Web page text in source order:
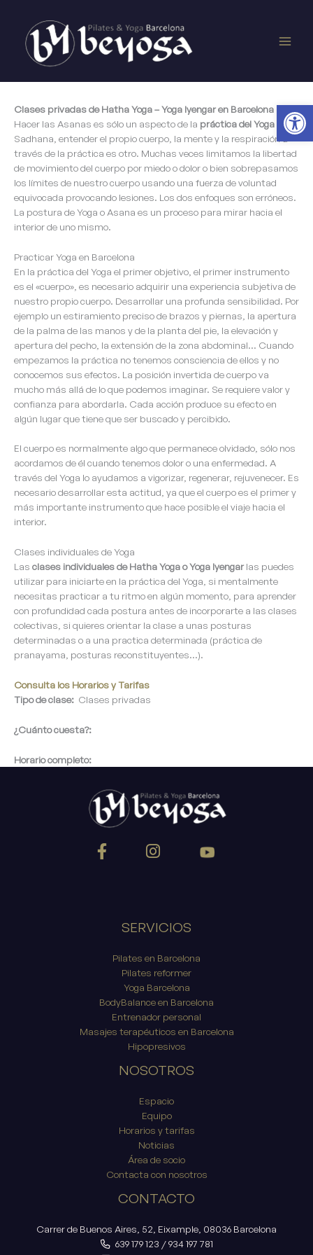
contenido
Clases privadas de Hatha Yoga – Yoga Iyengar en Barcelona
Hacer las Asanas es sólo un aspecto de la práctica del Yoga
Sadhana, entender el propio cuerpo, la mente y la respiración a
través de la práctica es otro. Muchas veces limitamos la libertad
de movimiento del cuerpo por miedo o dolor o bien sobrepasamos
los límites de nuestro cuerpo usando una fuerza de voluntad
equivocada provocando lesiones. Los dos enfoques son erróneos.
La postura de Yoga o Asana es un proceso para mirar hacia el
interior de uno mismo.
Practicar Yoga en Barcelona
En la práctica del Yoga el primer objetivo, el primer instrumento
es el «cuerpo», es necesario adquirir una experiencia subjetiva de
nuestro propio cuerpo. Desarrollar una profunda sensibilidad. Por
ejemplo un estiramiento preciso de brazos y piernas, la apertura
de la palma de las manos y de la planta del pie, la elevación y
apertura del pecho, la extensión de la zona abdominal… Cuando
empezamos la práctica no tenemos consciencia de ellos y no
conocemos sus efectos. La posición invertida de cuerpo va
mucho más allá de lo que podemos imaginar. Se requiere valor y
confianza para abordarla. Cada acción produce su efecto en
algún lugar que tiene que ser buscado y percibido.
El cuerpo es normalmente algo que permanece olvidado, sólo nos
acordamos de él cuando tenemos dolor o una enfermedad. A
través del Yoga lo ayudamos a vigorizar, regenerar, rejuvenecer. Es
necesario desarrollar esta actitud, ya que el cuerpo es el primer y
más importante instrumento que hace posible el viaje hacia el
interior.
Clases individuales de Yoga
Las clases individuales de Hatha Yoga o Yoga Iyengar las puedes
utilizar para iniciarte en la práctica del Yoga, si mentalmente
necesitas practicar a tu ritmo en algún momento, para aprender
con profundidad cada postura antes de incorporarte a las clases
colectivas, si quieres orientar la clase a unas posturas
determinadas o a una practica determinada (práctica de
pranayama, posturas reconstituyentes…).
Consulta los Horarios y Tarifas
Tipo de clase: Clases privadas
¿Cuánto cuesta?:
Horario completo:
SERVICIOS
Pilates en Barcelona
Pilates reformer
Yoga Barcelona
BodyBalance en Barcelona
Entrenador personal
Masajes terapéuticos en Barcelona
Hipopresivos
NOSOTROS
Espacio
Equipo
Horarios y tarifas
Noticias
Área de socio
Contacta con nosotros
CONTACTO
Carrer de Buenos Aires, 52, Eixample, 08036 Barcelona
639 179 123 /934 197 781